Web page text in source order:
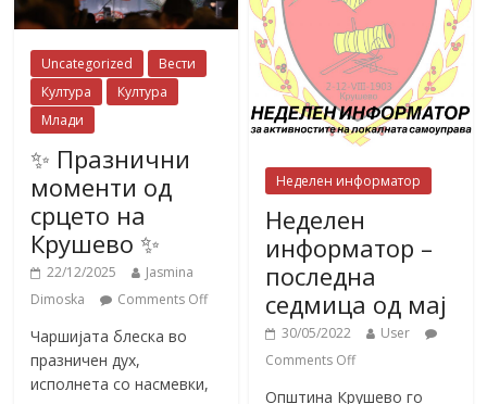
Uncategorized
Вести
Култура
Култура
Млади
✨ Празнични
моменти од
срцето на
Крушево ✨
22/12/2025
Jasmina
Dimoska
Comments Off
Чаршијата блеска во
празничен дух,
исполнета со насмевки,
Неделен информатор
Неделен
информатор –
последна
седмица од мај
30/05/2022
User
Comments Off
Општина Крушево го